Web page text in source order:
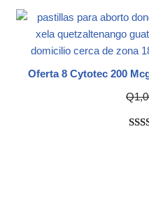
5
de
Oferta 8 Cytotec 200
Q